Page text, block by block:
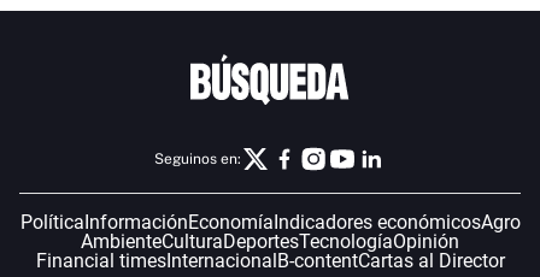
Seguinos en:
PolíticaInformaciónEconomíaIndicadores económicosAgro
AmbienteCulturaDeportesTecnologíaOpinión
Financial timesInternacionalB-contentCartas al Director